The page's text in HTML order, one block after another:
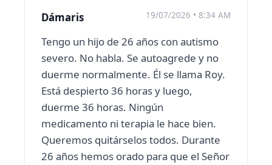
Dámaris 19/07/2026 • 8:34 AM
Tengo un hijo de 26 años con autismo
severo. No habla. Se autoagrede y no
duerme normalmente. Él se llama Roy.
Está despierto 36 horas y luego,
duerme 36 horas. Ningún
medicamento ni terapia le hace bien.
Queremos quitárselos todos. Durante
26 años hemos orado para que el Señor